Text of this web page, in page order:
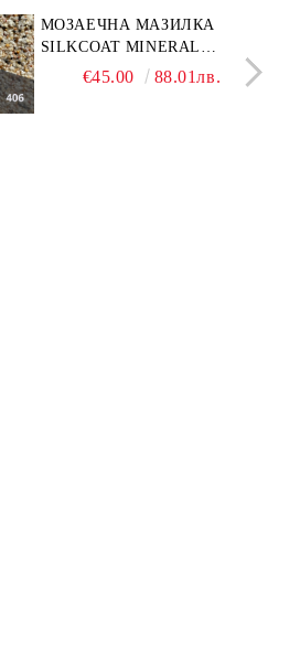
Полиран гранитогрес
SAVONA GREY 60x120 см,
светло сив мрамор
€22.50 44.01лв.
МОЗАЕЧНА МАЗИЛКА
SILKCOAT MINERAL
PLASTER STONE, СИТЕН
€45.00 88.01лв.